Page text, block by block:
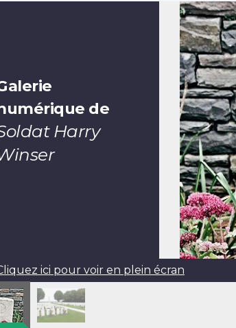
de
Harry
ici pour voir en plein écran